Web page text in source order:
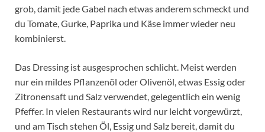
grob, damit jede Gabel nach etwas anderem schmeckt und
du Tomate, Gurke, Paprika und Käse immer wieder neu
kombinierst.
Das Dressing ist ausgesprochen schlicht. Meist werden
nur ein mildes Pflanzenöl oder Olivenöl, etwas Essig oder
Zitronensaft und Salz verwendet, gelegentlich ein wenig
Pfeffer. In vielen Restaurants wird nur leicht vorgewürzt,
und am Tisch stehen Öl, Essig und Salz bereit, damit du